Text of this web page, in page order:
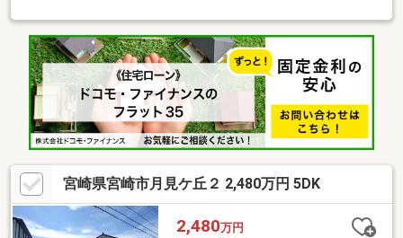
く使えます♪◆リビングにはウッドデッキ完備 屋根付きなので
お洗濯ものを雨から守ります◆日当たりのいい南道路で風通し良
好。◆各部屋エアコン付き◆化粧台は90センチとゆとりがあり、
広々使えます◆WIC完備☆季節ものの衣類や家電の収納にも便利
です♪進学や就職、結婚や住み替えなどお客様の生活の変化に合っ
たプランご提案をいたします。ご案内時、現地への送迎なども可
能です！ぜひ一度お問い合わせください♪
宮崎県宮崎市月見ケ丘２ 2,480万円 5DK
2,480万円